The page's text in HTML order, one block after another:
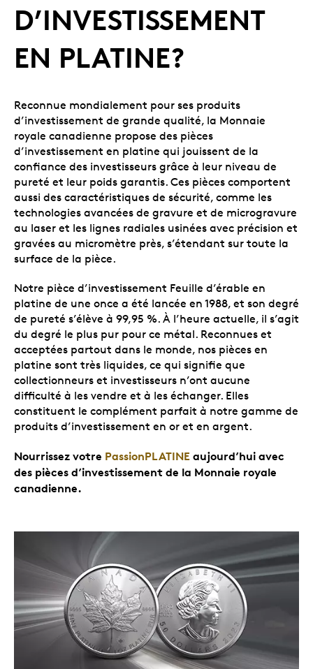
D’INVESTISSEMENT
EN PLATINE?
Reconnue mondialement pour ses produits
d’investissement de grande qualité, la Monnaie
royale canadienne propose des pièces
d’investissement en platine qui jouissent de la
confiance des investisseurs grâce à leur niveau de
pureté et leur poids garantis. Ces pièces comportent
aussi des caractéristiques de sécurité, comme les
technologies avancées de gravure et de microgravure
au laser et les lignes radiales usinées avec précision et
gravées au micromètre près, s’étendant sur toute la
surface de la pièce.
Notre pièce d’investissement Feuille d’érable en
platine de une once a été lancée en 1988, et son degré
de pureté s’élève à 99,95 %. À l’heure actuelle, il s’agit
du degré le plus pur pour ce métal. Reconnues et
acceptées partout dans le monde, nos pièces en
platine sont très liquides, ce qui signifie que
collectionneurs et investisseurs n’ont aucune
difficulté à les vendre et à les échanger. Elles
constituent le complément parfait à notre gamme de
produits d’investissement en or et en argent.
Nourrissez votre PassionPLATINE aujourd’hui avec
des pièces d’investissement de la Monnaie royale
canadienne.